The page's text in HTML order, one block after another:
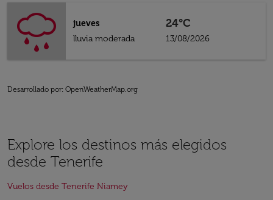
jueves
lluvia moderada
24°C
13/08/2026
Desarrollado por: OpenWeatherMap.org
Explore los destinos más elegidos
desde Tenerife
Vuelos desde Tenerife Niamey